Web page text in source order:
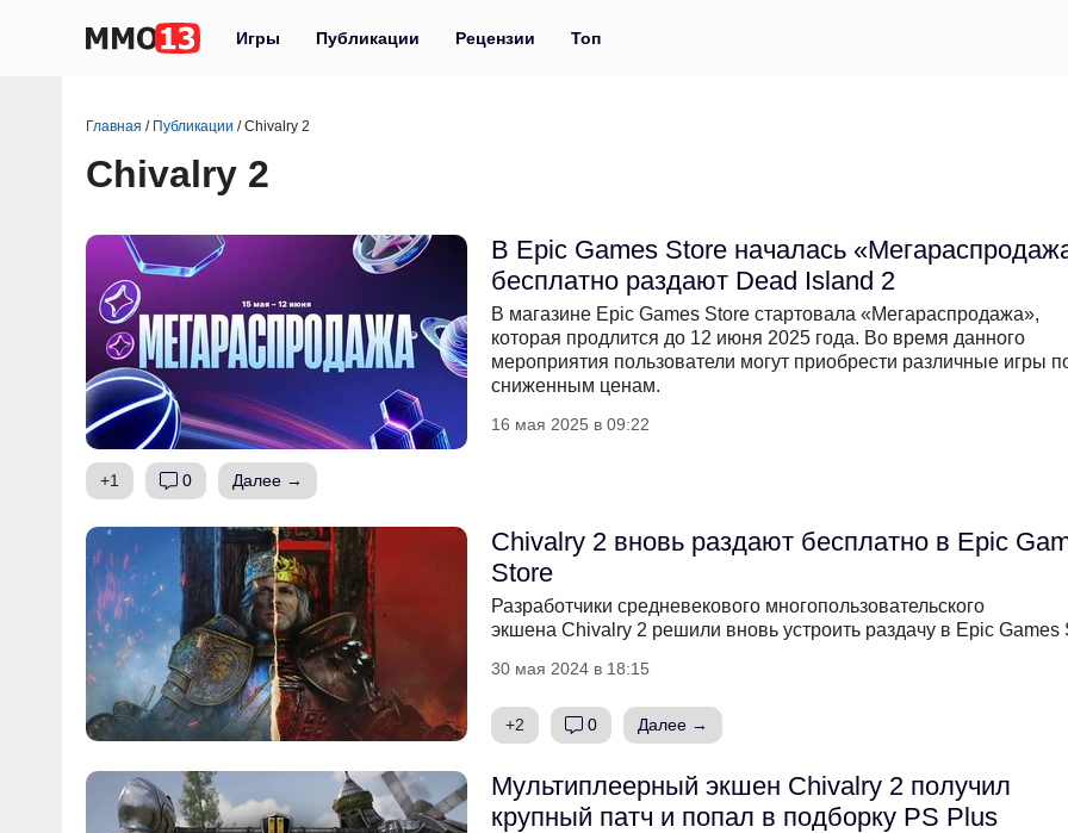
Игры Публикации Рецензии Топ
Главная / Публикации /Chivalry 2
Chivalry 2
В Epic Games Store началась
бесплатно раздают Dead Island 2
В магазине Epic Games Store стартовала «Мегараспродажа»,
которая продлится до 12 июня 2025 года. Во время данного
мероприятия пользователи могут приобрести различные игры
сниженным ценам.
16 мая 2025 в 09:22
+1 0 Далее →
Chivalry 2 вновь раздают бесплатно в Epic
Store
Разработчики средневекового многопользовательского
экшена Chivalry 2 решили вновь устроить раздачу в Epic Games
30 мая 2024 в 18:15
+2 0 Далее →
Мультиплеерный экшен Chivalry 2 получил
крупный патч и попал в подборку PS Plus